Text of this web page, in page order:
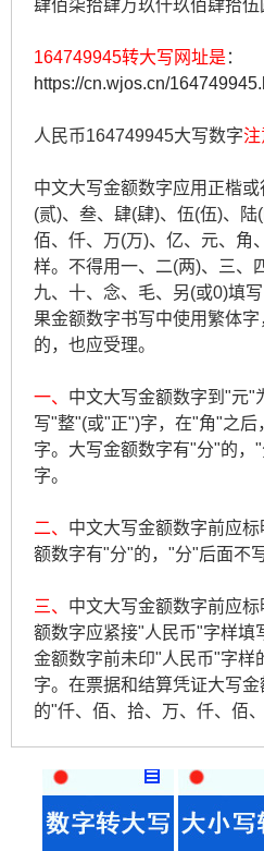
肆佰柒拾肆万玖仟玖佰肆拾伍
164749945转大写网址是 ：
https://cn.wjos.cn/
人民币164749945大写数字注
中文大写金额数字应用正楷
(贰)、叁、肆(肆)、伍(伍)、陆
佰、仟、万(万)、亿、元、角
样。不得用一、二(两)、三、
九、十、念、毛、另(或0)填
果金额数字书写中使用繁体
的，也应受理。
一、 中文大写金额数字到"元"
写"整"(或"正")字，在"角"之
字。大写金额数字有"分"的，
字。
二、 中文大写金额数字前应
额数字有"分"的，"分"后面不
三、 中文大写金额数字前应
额数字应紧接"人民币"字样填
金额数字前未印"人民币"字样
字。在票据和结算凭证大写
的"仟、佰、拾、万、仟、佰